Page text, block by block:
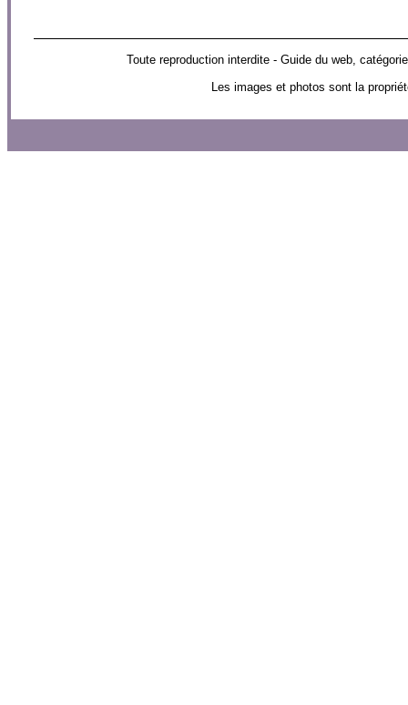
Toute reproduction interdite - Guide du web,
Les images et photos sont la